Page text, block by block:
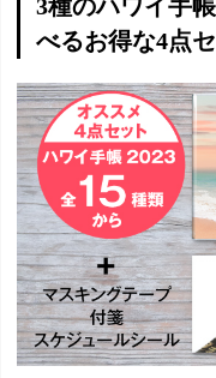
3種のハワイ手
べるお得な4点